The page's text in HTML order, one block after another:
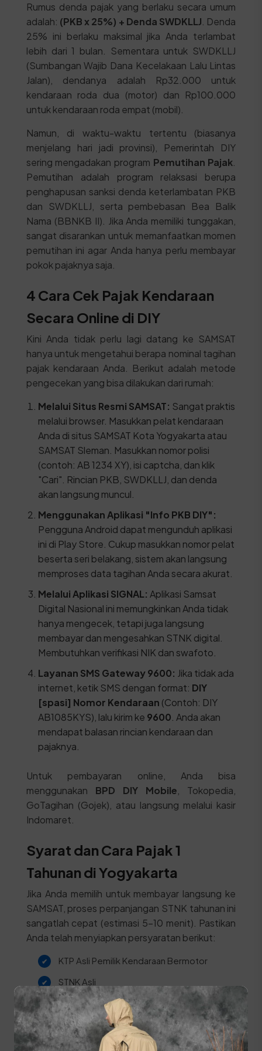
Rumus denda pajak yang berlaku secara umum
adalah: (PKB x 25%) + Denda SWDKLLJ . Denda
25% ini berlaku maksimal jika Anda terlambat
lebih dari 1 bulan. Sementara untuk SWDKLLJ
(Sumbangan Wajib Dana Kecelakaan Lalu Lintas
Jalan), dendanya adalah Rp32.000 untuk
kendaraan roda dua (motor) dan Rp100.000
untuk kendaraan roda empat (mobil).
Namun, di waktu-waktu tertentu (biasanya
menjelang hari jadi provinsi), Pemerintah DIY
sering mengadakan program Pemutihan Pajak
Pemutihan adalah program relaksasi berupa
penghapusan sanksi denda keterlambatan PKB
dan SWDKLLJ, serta pembebasan Bea Balik
Nama (BBNKB II). Jika Anda memiliki tunggakan,
sangat disarankan untuk memanfaatkan momen
pemutihan ini agar Anda hanya perlu membayar
pokok pajaknya saja.
4 Cara Cek Pajak Kendaraan
Secara Online di DIY
Kini Anda tidak perlu lagi datang ke SAMSAT
hanya untuk mengetahui berapa nominal tagihan
pajak kendaraan Anda. Berikut adalah metode
pengecekan yang bisa dilakukan dari rumah:
Melalui Situs Resmi SAMSAT: Sangat praktis
melalui browser. Masukkan pelat kendaraan
Anda di situs SAMSAT Kota Yogyakarta atau
SAMSAT Sleman. Masukkan nomor polisi
(contoh: AB 1234 XY), isi captcha, dan klik
"Cari". Rincian PKB, SWDKLLJ, dan denda
akan langsung muncul.
Menggunakan Aplikasi "Info PKB DIY":
Pengguna Android dapat mengunduh aplikasi
ini di Play Store. Cukup masukkan nomor pelat
beserta seri belakang, sistem akan langsung
memproses data tagihan Anda secara akurat.
Melalui Aplikasi SIGNAL: Aplikasi Samsat
Digital Nasional ini memungkinkan Anda tidak
hanya mengecek, tetapi juga langsung
membayar dan mengesahkan STNK digital.
Membutuhkan verifikasi NIK dan swafoto.
Layanan SMS Gateway 9600: Jika tidak ada
internet, ketik SMS dengan format: DIY
[spasi] Nomor Kendaraan (Contoh: DIY
AB1085KYS), lalu kirim ke 9600 . Anda akan
mendapat balasan rincian kendaraan dan
pajaknya.
Untuk pembayaran online, Anda bisa
menggunakan BPD DIY Mobile , Tokopedia,
GoTagihan (Gojek), atau langsung melalui kasir
Indomaret.
Syarat dan Cara Pajak 1
Tahunan di Yogyakarta
Jika Anda memilih untuk membayar langsung ke
SAMSAT, proses perpanjangan STNK tahunan ini
sangatlah cepat (estimasi 5-10 menit). Pastikan
Anda telah menyiapkan persyaratan berikut:
KTP Asli Pemilik Kendaraan Bermotor
STNK Asli
Khusus Badan Hukum:
Wajib melampirkan
Salinan Akte Pendirian, Keterangan Domisili,
dan Surat Kuasa.